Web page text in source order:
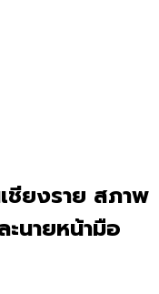
ชียงราย สภาพ
นายหน้ามือ